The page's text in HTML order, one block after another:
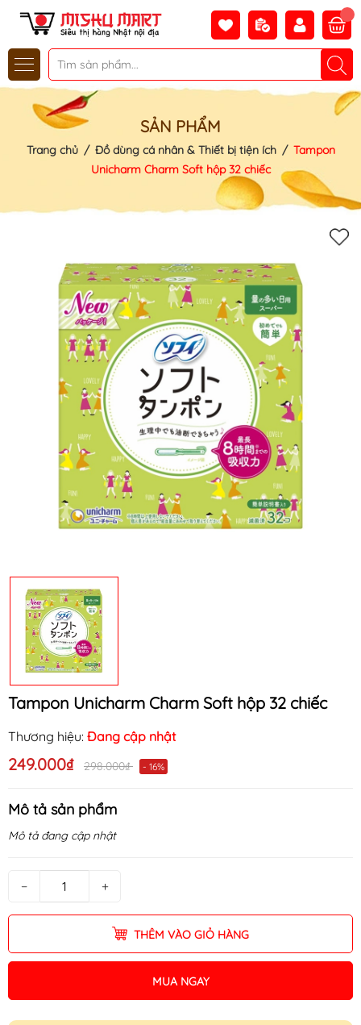
SẢN PHẨM
Trang chủ / Đồ dùng cá nhân & Thiết bị tiện ích / Tampon
Unicharm Charm Soft hộp 32 chiếc
Tampon Unicharm Charm Soft hộp 32 chiếc
Thương hiệu: Đang cập nhật
249.000₫ 298.000₫ - 16%
Mô tả sản phẩm
Mô tả đang cập nhật
− +
THÊM VÀO GIỎ HÀNG
MUA NGAY
Điều kiện: